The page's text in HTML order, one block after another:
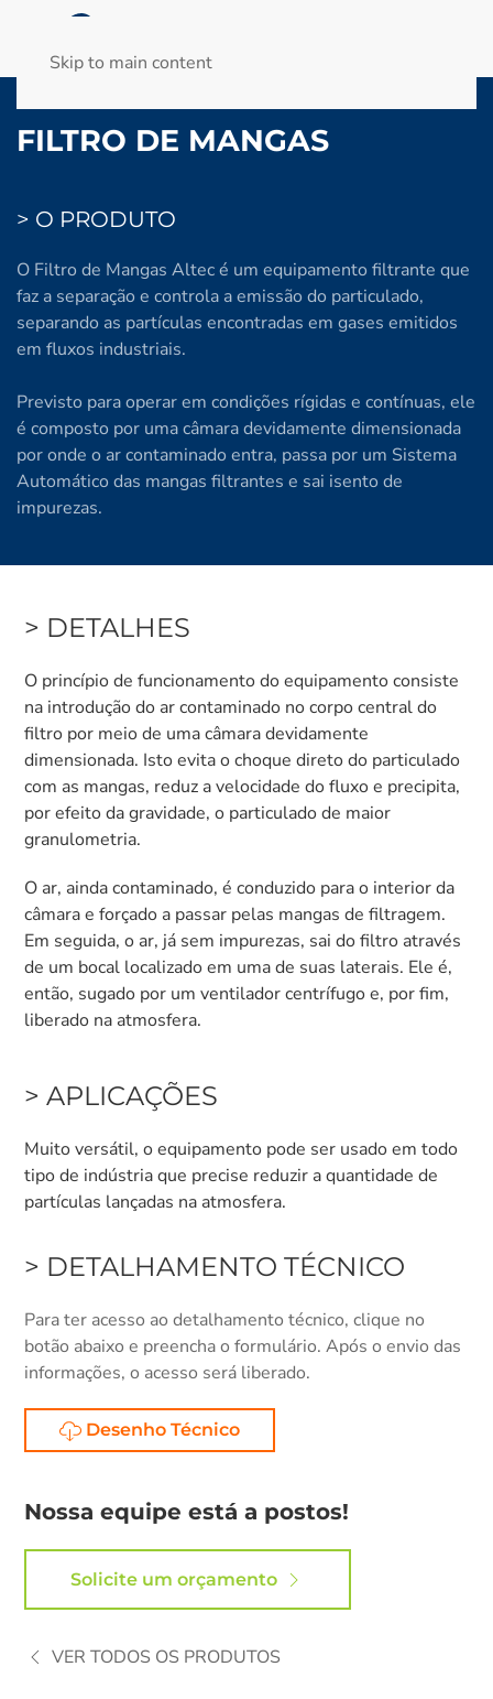
Skip to main content
FILTRO DE MANGAS
> O PRODUTO
O Filtro de Mangas Altec é um equipamento filtrante que
faz a separação e controla a emissão do particulado,
separando as partículas encontradas em gases emitidos
em fluxos industriais.
Previsto para operar em condições rígidas e contínuas, ele
é composto por uma câmara devidamente dimensionada
por onde o ar contaminado entra, passa por um Sistema
Automático das mangas filtrantes e sai isento de
impurezas.
> DETALHES
O princípio de funcionamento do equipamento consiste
na introdução do ar contaminado no corpo central do
filtro por meio de uma câmara devidamente
dimensionada. Isto evita o choque direto do particulado
com as mangas, reduz a velocidade do fluxo e precipita,
por efeito da gravidade, o particulado de maior
granulometria.
O ar, ainda contaminado, é conduzido para o interior da
câmara e forçado a passar pelas mangas de filtragem.
Em seguida, o ar, já sem impurezas, sai do filtro através
de um bocal localizado em uma de suas laterais. Ele é,
então, sugado por um ventilador centrífugo e, por fim,
liberado na atmosfera.
> APLICAÇÕES
Muito versátil, o equipamento pode ser usado em todo
tipo de indústria que precise reduzir a quantidade de
partículas lançadas na atmosfera.
> DETALHAMENTO TÉCNICO
Para ter acesso ao detalhamento técnico, clique no
botão abaixo e preencha o formulário. Após o envio das
informações, o acesso será liberado.
Desenho Técnico
Nossa equipe está a postos!
Solicite um orçamento
VER TODOS OS PRODUTOS